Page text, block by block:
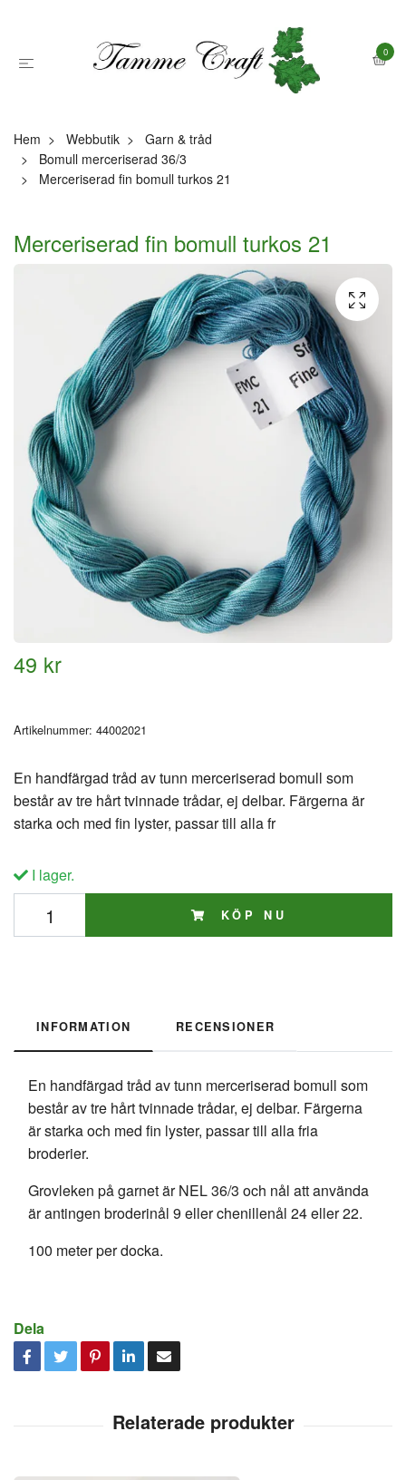
0
Hem Webbutik
Garn & tråd
Bomull merceriserad 36/3
Merceriserad fin bomull turkos 21
Merceriserad fin bomull turkos 21
49 kr
Artikelnummer: 44002021
En handfärgad tråd av tunn merceriserad bomull som
består av tre hårt tvinnade trådar, ej delbar. Färgerna är
starka och med fin lyster, passar till alla fr
I lager.
KÖP NU
INFORMATION RECENSIONER
En handfärgad tråd av tunn merceriserad bomull som
består av tre hårt tvinnade trådar, ej delbar. Färgerna
är starka och med fin lyster, passar till alla fria
broderier.
Grovleken på garnet är NEL 36/3 och nål att använda
är antingen broderinål 9 eller chenillenål 24 eller 22.
100 meter per docka.
Dela